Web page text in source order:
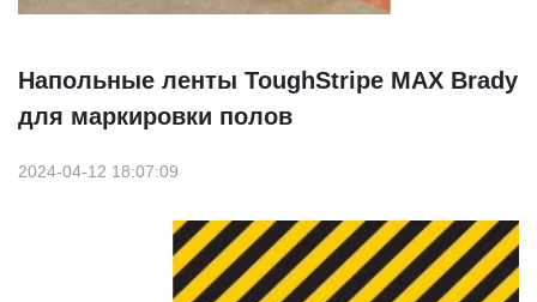
Напольные ленты ToughStripe MAX Brady
для маркировки полов
2024-04-12 18:07:09